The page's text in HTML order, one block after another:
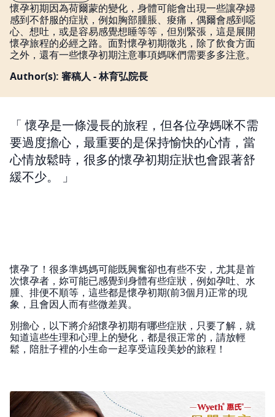
懷孕初期因為荷爾蒙的變化，身體可能會出現一些讓孕婦
感到不舒服的症狀，例如胸部腫脹、痠痛，偶爾會感到噁
心、想吐，或是容易感覺想睡等等，但別緊張，這是展開
懷孕旅程的必經之路。面對懷孕初期徵兆，除了飲食方面
之外，還有一些懷孕初期注意事項媽咪們需要多多注意。
Author(s): 審稿人 - 林育弘院長
懷孕是一條漫長的旅程，但各位孕媽咪不需
要過度擔心，最重要的是保持愉快的心情，當
心情放鬆時，很多的懷孕初期症狀也會跟著舒
緩不少。
懷孕了！很多準媽媽可能既興奮卻也有些不安，尤其是首
次懷孕者，妳可能已感覺到身體有些症狀，例如孕吐、水
腫、排便不順等，這些都是懷孕初期(前3個月)正常的現
象，且會因人而有些微差異。
別擔心，以下將介紹懷孕初期有哪些症狀，只要了解，就
知道這些生理和心理上的變化，都是很正常的，請放輕
鬆，陪肚子裡的小生命一起享受這段美妙的旅程！